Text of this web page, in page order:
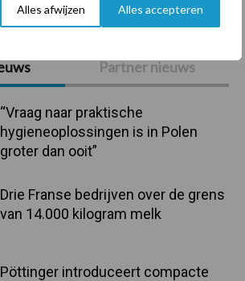
Alles afwijzen Alles accepteren
Partner nieuws
“Vraag naar praktische
hygieneoplossingen is in Polen
groter dan ooit”
Drie Franse bedrijven over de grens
van 14.000 kilogram melk
Pöttinger introduceert compacte